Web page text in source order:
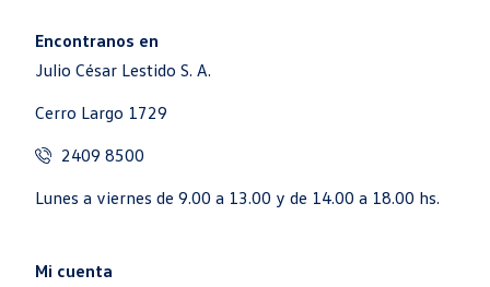
Encontranos en
Julio César Lestido S. A.
Cerro Largo 1729
2409 8500
Lunes a viernes de 9.00 a 13.00 y de 14.00 a 18.00 hs.
Mi cuenta